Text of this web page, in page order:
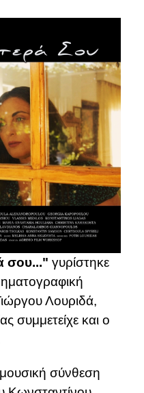
σου..." γυρίστηκε
Λουριδά,
συμμετείχε και ο
μουσική σύνθεση